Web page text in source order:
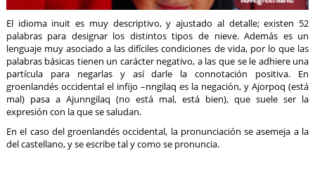
El idioma inuit es muy descriptivo, y ajustado al detalle; existen 52
palabras para designar los distintos tipos de nieve. Además es un
lenguaje muy asociado a las difíciles condiciones de vida, por lo que las
palabras básicas tienen un carácter negativo, a las que se le adhiere una
partícula para negarlas y así darle la connotación positiva. En
groenlandés occidental el infijo –nngilaq es la negación, y Ajorpoq (está
mal) pasa a Ajunngilaq (no está mal, está bien), que suele ser la
expresión con la que se saludan.
En el caso del groenlandés occidental, la pronunciación se asemeja a la
del castellano, y se escribe tal y como se pronuncia.